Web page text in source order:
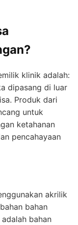
klinik adalah:
dipasang di luar
Produk dari
untuk
ketahanan
pencahayaan
akrilik
bahan
bahan